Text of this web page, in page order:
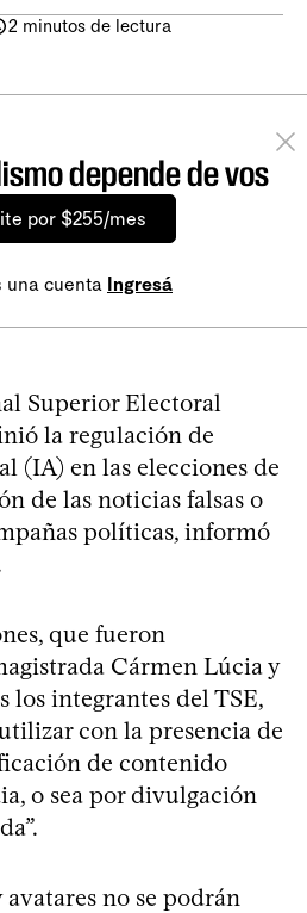
2 minutos de lectura
depende de vos
por $255/mes
una cuenta Ingresá
Superior Electoral
la regulación de
(IA) en las elecciones de
de las noticias falsas o
políticas, informó
que fueron
Cármen Lúcia y
los integrantes del TSE,
con la presencia de
de contenido
o sea por divulgación
no se podrán